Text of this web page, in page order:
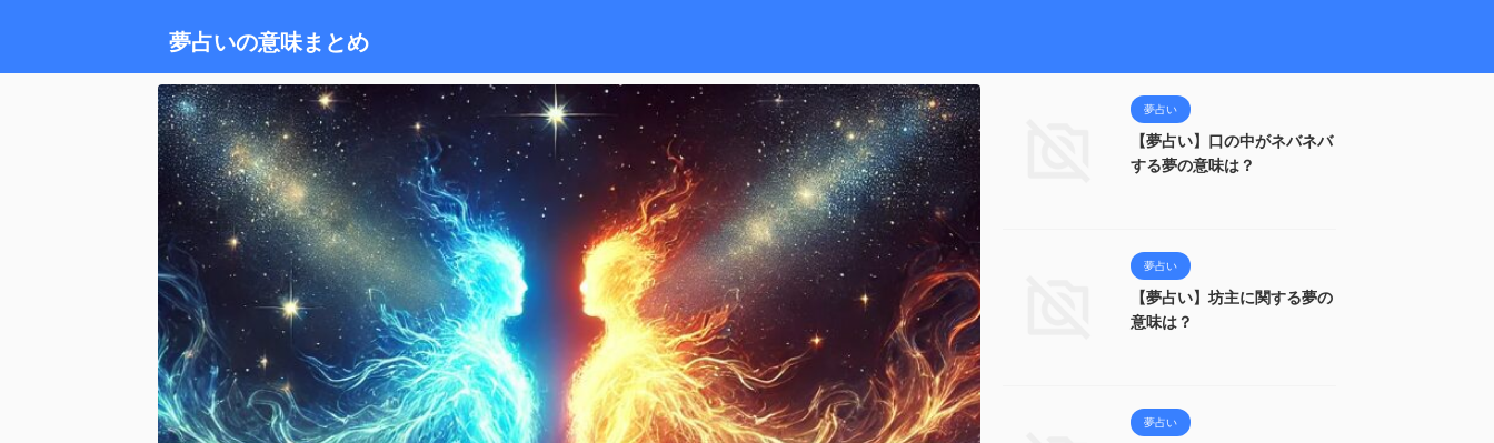
夢占いの意味まとめ
夢占い
【夢占い】口の中がネバネバ
する夢の意味は？
夢占い
【夢占い】坊主に関する夢の
意味は？
夢占い